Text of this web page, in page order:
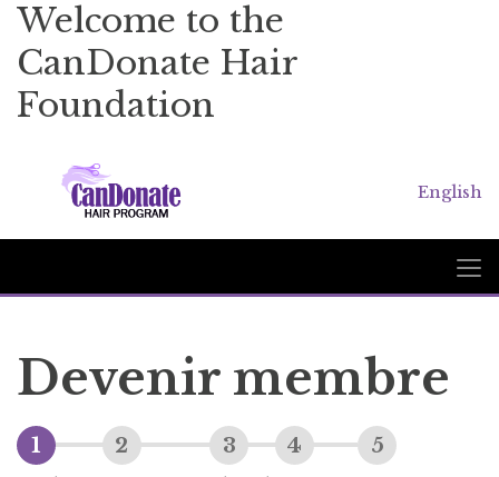
Welcome to the
CanDonate Hair
Foundation
English
Devenir membre